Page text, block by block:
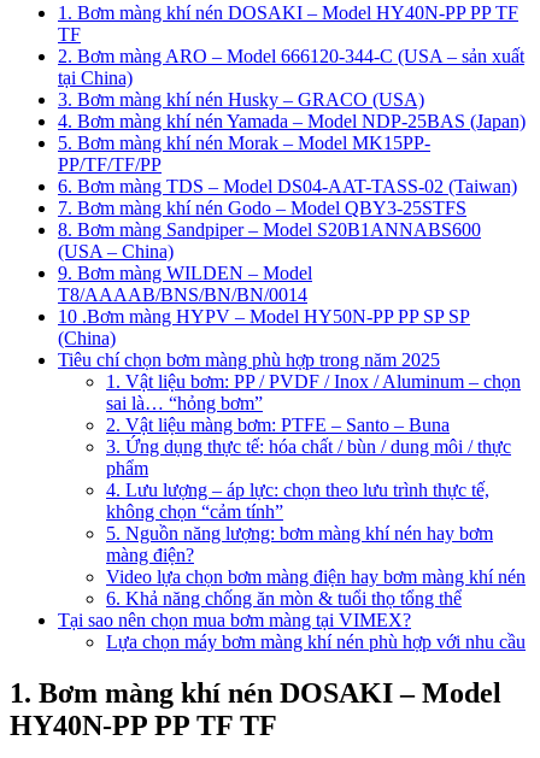
1. Bơm màng khí nén DOSAKI – Model HY40N-PP PP TF
TF
2. Bơm màng ARO – Model 666120-344-C (USA – sản xuất
tại China)
3. Bơm màng khí nén Husky – GRACO (USA)
4. Bơm màng khí nén Yamada – Model NDP-25BAS (Japan)
5. Bơm màng khí nén Morak – Model MK15PP-
PP/TF/TF/PP
6. Bơm màng TDS – Model DS04-AAT-TASS-02 (Taiwan)
7. Bơm màng khí nén Godo – Model QBY3-25STFS
8. Bơm màng Sandpiper – Model S20B1ANNABS600
(USA – China)
9. Bơm màng WILDEN – Model
T8/AAAAB/BNS/BN/BN/0014
10 .Bơm màng HYPV – Model HY50N-PP PP SP SP
(China)
Tiêu chí chọn bơm màng phù hợp trong năm 2025
1. Vật liệu bơm: PP / PVDF / Inox / Aluminum – chọn
sai là… “hỏng bơm”
2. Vật liệu màng bơm: PTFE – Santo – Buna
3. Ứng dụng thực tế: hóa chất / bùn / dung môi / thực
phẩm
4. Lưu lượng – áp lực: chọn theo lưu trình thực tế,
không chọn “cảm tính”
5. Nguồn năng lượng: bơm màng khí nén hay bơm
màng điện?
Video lựa chọn bơm màng điện hay bơm màng khí nén
6. Khả năng chống ăn mòn & tuổi thọ tổng thể
Tại sao nên chọn mua bơm màng tại VIMEX?
Lựa chọn máy bơm màng khí nén phù hợp với nhu cầu
1. Bơm màng khí nén DOSAKI – Model
HY40N-PP PP TF TF